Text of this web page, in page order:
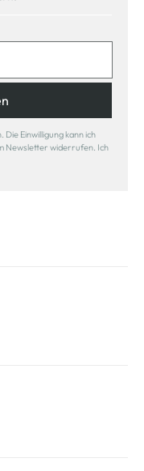
Einwilligung kann ich
Newsletter widerrufen. Ich